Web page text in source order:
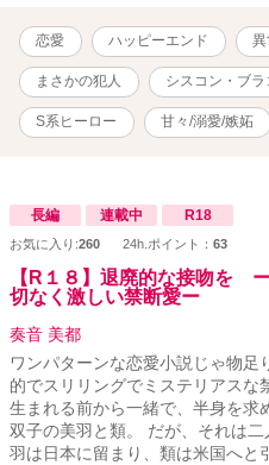
恋愛 ハッピーエンド 異
まさかの犯人 シスコン・ブラ
S系ヒーロー 甘々/溺愛/嫉妬
長編 連載中 R18
お気に入り:260 24h.ポイント： 63
【R１８】退廃的な接吻を
切なく激しい禁断愛ー
奏音 美都
ワンパターンな恋愛小説じゃ物
的でスリリングでミステリアスな
生まれる前から一緒で、半身を求
双子の美羽と類。 だが、それは
羽は日本に留まり、類は米国へと